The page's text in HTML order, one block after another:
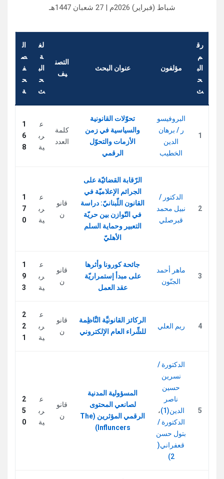
شباط (فبراير) 2026م | 27 شعبان 1447هـ
رق
م
الب
ح
ث
مؤلفون عنوان البحث
التصن
يف
لغ
ة
الب
ح
ث
ال
ص
ف
ح
ة
1
البروفيسو
ر / برهان
الدين
الخطيب
تحوّلات القانونية
والسياسية في زمن
الأزمات والتحوّل
الرقمي
كلمة
العدد
ع
رب
ية
1
6
8
2
الدكتور /
نبيل محمد
قبرصلي
الرّقابة القضائيّة على
الجرائم الإعلاميّة في
القانون اللّبنانيّ: دراسة
في التّوازن بين حريّة
التعبير وحماية السلم
الأهليّ
قانو
ن
ع
رب
ية
1
7
0
3
ماهر أحمد
الجنّون
جائحة كورونا وأثرها
على مبدأ إستمراريّة
عقد العمل
قانو
ن
ع
رب
ية
1
9
3
4 ريم العلي
الركائز القانونيَّة النَّاظِمة
للشِّراء العام الإلكتروني
قانو
ن
ع
رب
ية
2
2
1
5
الدكتورة /
نسرين
حسين
ناصر
الدين(1)
،
الدكتورة /
بتول حسن
قعفراني(
2)
المسؤولية المدنية
لصانعي المحتوى
الرقمي المؤثرين (The
Influncers)
قانو
ن
ع
رب
ية
2
5
0